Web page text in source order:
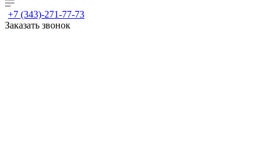
+7 (343)-271-77-73
Заказать звонок